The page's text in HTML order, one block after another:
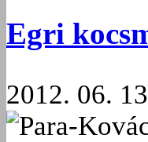
Egri
2012. 06.
Para-